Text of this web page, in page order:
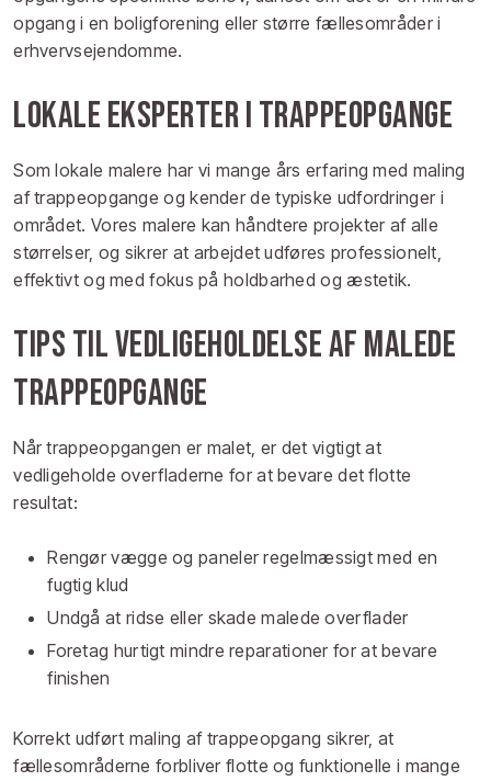
opgang i en boligforening eller større fællesområder i
erhvervsejendomme.
Lokale eksperter i trappeopgange
Som lokale malere har vi mange års erfaring med maling
af trappeopgange og kender de typiske udfordringer i
området. Vores malere kan håndtere projekter af alle
størrelser, og sikrer at arbejdet udføres professionelt,
effektivt og med fokus på holdbarhed og æstetik.
Tips til vedligeholdelse af malede
trappeopgange
Når trappeopgangen er malet, er det vigtigt at
vedligeholde overfladerne for at bevare det flotte
resultat:
Rengør vægge og paneler regelmæssigt med en
fugtig klud
Undgå at ridse eller skade malede overflader
Foretag hurtigt mindre reparationer for at bevare
finishen
Korrekt udført maling af trappeopgang sikrer, at
fællesområderne forbliver flotte og funktionelle i mange